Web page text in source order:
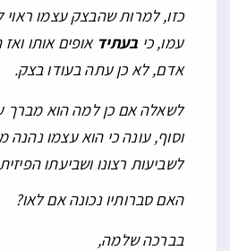
כזו, למרות שהבצק עצמו
עמו, כי בעתיד אופים אותו
אדם, לא כן עתה בעודו בצק.
לשאלה אם כן למה הוא מברך
וסוף, עונה כי הוא עצמו נהנה
לשביעות רצונו ושביעתו
האם סברותיו נכונה אם לאו?
בברכה שלמה,